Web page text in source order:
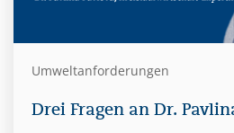
Umweltanforderungen
Drei Fragen an Dr.